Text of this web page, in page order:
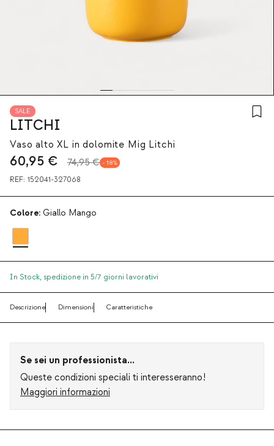
SALE
LITCHI
Vaso alto XL in dolomite Mig Litchi
60,95 € 74,95 € 18
REF: 152041-327068
Colore: Giallo Mango
In Stock, spedizione in 5/7 giorni lavorativi
Descrizione Dimensioni Caratteristiche
Se sei un professionista...
Queste condizioni speciali ti interesseranno!
Maggiori informazioni